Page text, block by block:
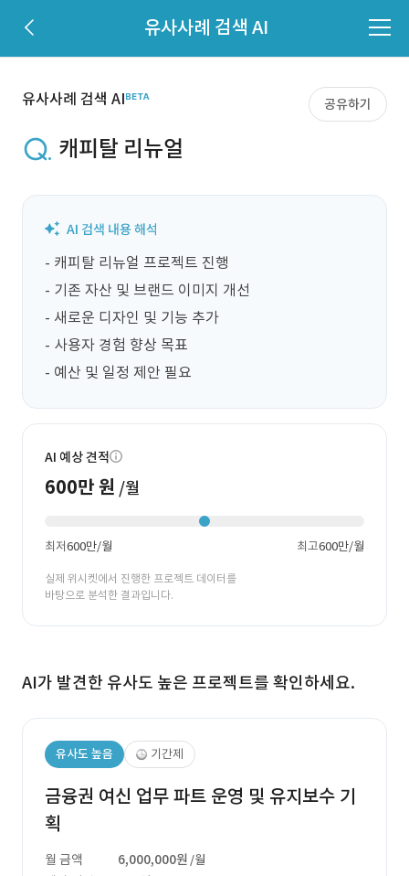
유사사례 검색 AI
유사사례 검색 AI 공유하기
캐피탈 리뉴얼
- 캐피탈 리뉴얼 프로젝트 진행
- 기존 자산 및 브랜드 이미지 개선
- 새로운 디자인 및 기능 추가
- 사용자 경험 향상 목표
- 예산 및 일정 제안 필요
AI 예상 견적
600만 원 /월
최저600만/월 최고600만/월
실제 위시켓에서 진행한 프로젝트 데이터를
바탕으로 분석한 결과입니다.
AI가 발견한 유사도 높은 프로젝트를 확인하세요.
유사도 높음 기간제
금융권 여신 업무 파트 운영 및 유지보수 기
획
월 금액 6,000,000원 /월